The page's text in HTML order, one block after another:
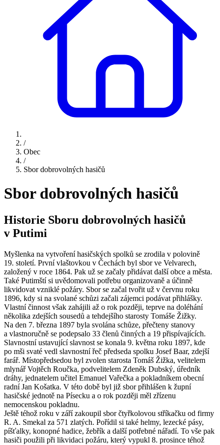
/
Obec
/
Sbor dobrovolných hasičů
Sbor dobrovolných hasičů
Historie Sboru dobrovolných hasičů
v Putimi
Myšlenka na vytvoření hasičských spolků se zrodila v polovině
19. století. První vlaštovkou v Čechách byl sbor ve Velvarech,
založený v roce 1864. Pak už se začaly přidávat další obce a města.
Také Putimští si uvědomovali potřebu organizovaně a účinně
likvidovat vzniklé požáry. Sbor se začal tvořit už v červnu roku
1896, kdy si na svolané schůzi začali zájemci podávat přihlášky.
Vlastní činnost však zahájili až o rok později, teprve na doléhání
několika zdejších sousedů a tehdejšího starosty Tomáše Žižky.
Na den 7. března 1897 byla svolána schůze, přečteny stanovy
a vlastnoručně se podepsalo 33 členů činných a 19 přispívajících.
Slavnostní ustavující slavnost se konala 9. května roku 1897, kde
po mši svaté vedl slavnostní řeč předseda spolku Josef Baar, zdejší
farář. Místopředsedou byl zvolen starosta Tomáš Žižka, velitelem
mlynář Vojtěch Roučka, podvelitelem Zdeněk Dubský, úředník
dráhy, jednatelem učitel Emanuel Vařečka a pokladníkem obecní
radní Jan Košatka. V této době byl již sbor přihlášen k župní
hasičské jednotě na Písecku a o rok později měl zřízenu
nemocenskou pokladnu.
Ještě téhož roku v září zakoupil sbor čtyřkolovou stříkačku od firmy
R. A. Smekal za 571 zlatých. Pořídil si také helmy, lezecké pásy,
píšťalky, konopné hadice, žebřík a další potřebné nářadí. To vše pak
hasiči použili při likvidaci požáru, který vypukl 8. prosince téhož